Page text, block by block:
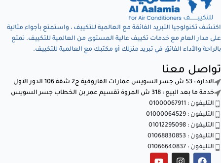
اكتشف تكنولوجيا التبريد الفائقة مع العالمية للتكييف ، واستمتع بأجواء مثالية
على مدار العام مع خدمات تكييف عالية المستوى من العالمية للتكييف. تمتع
بالراحة والأداء الفائق في تبريد منزلك أو مكتبك مع العالمية للتكييف.
تواصل معنا
الادارة : 53 ش جسر السويس عمارات الفاروقية ج2 شقة 106 الدور الاول
خدمة ما بعد البيع : 318 ش المروة تقسيم عمر بن الخطاب جسر السويس
التليفون : 01000067911
التليفون : 01000064529
التليفون : 01012295098
التليفون : 01068830853
التليفون : 01066640837